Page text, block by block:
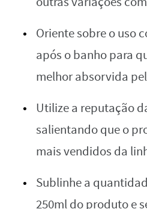
Oriente sobre o uso
após o banho para
melhor absorvida
Utilize a reputação
salientando que o
mais vendidos da
Sublinhe a
250ml do produto e